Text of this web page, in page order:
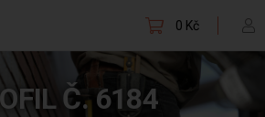
0 Kč
Č. 6184